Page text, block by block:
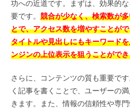
功への近道です。まずは、効果的
要です。競合が少なく、検索数が
とで、アクセス数を増やすことが
タイトルや見出しにもキーワード
ンジンの上位表示を狙うことがで
さらに、コンテンツの質も重要で
く記事を書くことで、ユーザーの
きます。また、情報の信頼性や専